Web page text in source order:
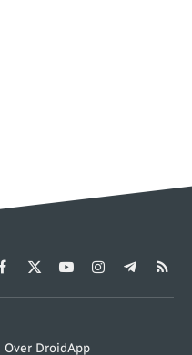
Facebook
X
(Twitter)
YouTubeInstagram
Telegram
RSS
Over DroidApp